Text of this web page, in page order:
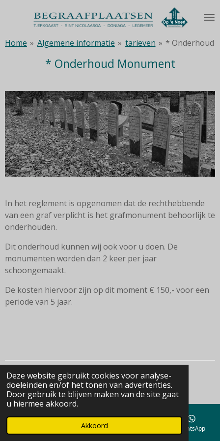
Deze website gebruikt cookies voor analyse-
doeleinden en/of het tonen van advertenties.
Door gebruik te blijven maken van de site gaat
u hiermee akkoord.
Akkoord
de
hoofdinhoud
Home » Algemene informatie » tarieven » * Onderhoud
* Onderhoud Monument
In het reglement is opgenomen dat de rechthebbende
van een graf verplicht is het grafmonument behoorlijk te
onderhouden.
Dit onderhoud kunnen wij ook voor u doen. De
monumenten worden dan 2 keer per jaar
schoongemaakt.
De kosten hiervoor zijn op dit moment € 150,- voor een
periode van 5 jaar.
© 2022 - 2026 Begraafplaatsen PG Op 'e Noed
Powered byJouwWeb
Telefoonnummer WhatsApp